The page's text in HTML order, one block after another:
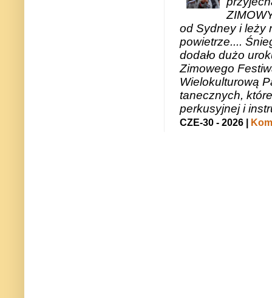
od Sydney i leży
powietrze....
dodało dużo
Zimowego
Wielokulturową
tanecznych,
perkusyjnej i
CZE-30 - 2026 |